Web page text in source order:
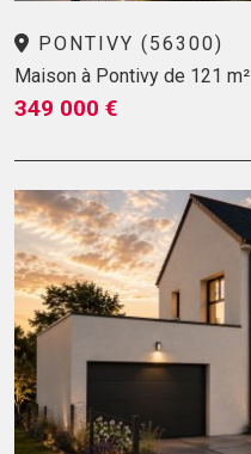
PONTIVY (56300)
Maison à Pontivy de 121 m²
349 000 €